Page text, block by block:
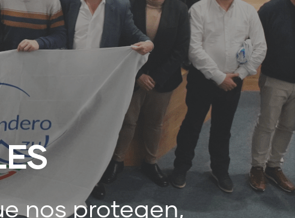
nos protegen,